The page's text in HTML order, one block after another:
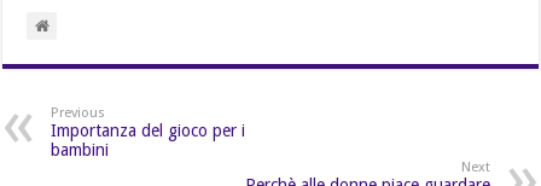
Previous
Importanza del gioco per i
bambini
Next